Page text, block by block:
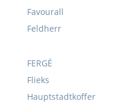
Favourall
Feldherr
FERGÉ
Flieks
Hauptstadtkoffer